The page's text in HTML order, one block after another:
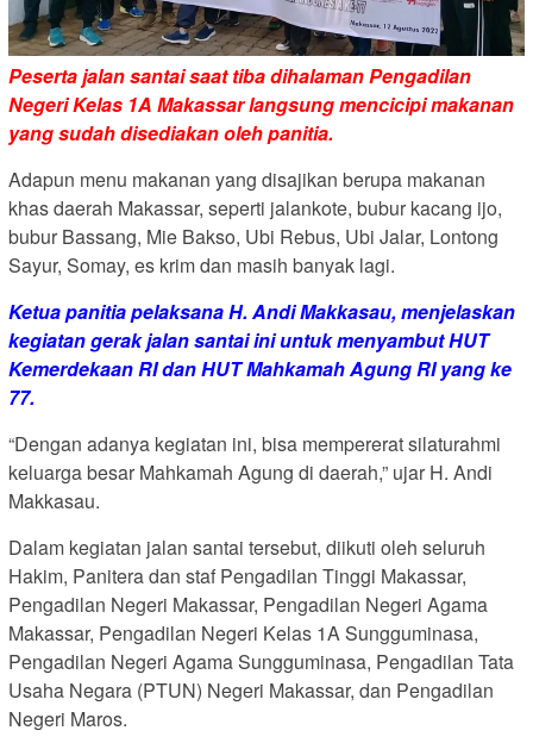
Peserta jalan santai saat tiba dihalaman Pengadilan
Negeri Kelas 1A Makassar langsung mencicipi makanan
yang sudah disediakan oleh panitia.
Adapun menu makanan yang disajikan berupa makanan
khas daerah Makassar, seperti jalankote, bubur kacang ijo,
bubur Bassang, Mie Bakso, Ubi Rebus, Ubi Jalar, Lontong
Sayur, Somay, es krim dan masih banyak lagi.
Ketua panitia pelaksana H. Andi Makkasau, menjelaskan
kegiatan gerak jalan santai ini untuk menyambut HUT
Kemerdekaan RI dan HUT Mahkamah Agung RI yang ke
77.
“Dengan adanya kegiatan ini, bisa mempererat silaturahmi
keluarga besar Mahkamah Agung di daerah,” ujar H. Andi
Makkasau.
Dalam kegiatan jalan santai tersebut, diikuti oleh seluruh
Hakim, Panitera dan staf Pengadilan Tinggi Makassar,
Pengadilan Negeri Makassar, Pengadilan Negeri Agama
Makassar, Pengadilan Negeri Kelas 1A Sungguminasa,
Pengadilan Negeri Agama Sungguminasa, Pengadilan Tata
Usaha Negara (PTUN) Negeri Makassar, dan Pengadilan
Negeri Maros.